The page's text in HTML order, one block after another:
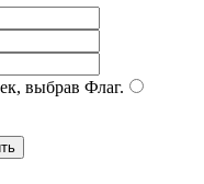
выбрав Флаг.